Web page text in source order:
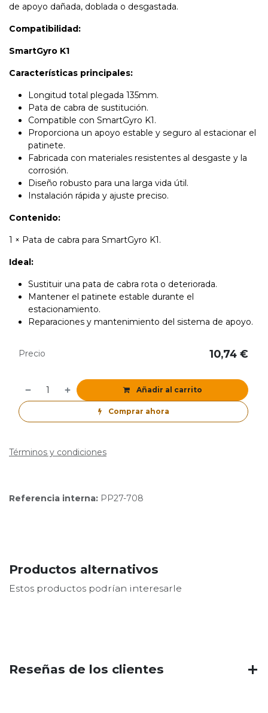
de apoyo dañada, doblada o desgastada.
Compatibilidad:
SmartGyro K1
Características principales:
Longitud total plegada 135mm.
Pata de cabra de sustitución.
Compatible con SmartGyro K1.
Proporciona un apoyo estable y seguro al estacionar el
patinete.
Fabricada con materiales resistentes al desgaste y la
corrosión.
Diseño robusto para una larga vida útil.
Instalación rápida y ajuste preciso.
Contenido:
1 × Pata de cabra para SmartGyro K1.
Ideal:
Sustituir una pata de cabra rota o deteriorada.
Mantener el patinete estable durante el
estacionamiento.
Reparaciones y mantenimiento del sistema de apoyo.
Añadir al carrito
Comprar ahora
Precio 10,74 €
Términos y condiciones
Referencia interna: PP27-708
Productos alternativos
Estos productos podrían interesarle
Reseñas de los clientes